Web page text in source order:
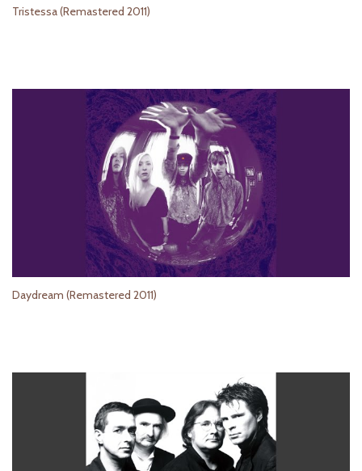
Tristessa (Remastered 2011)
Daydream (Remastered 2011)